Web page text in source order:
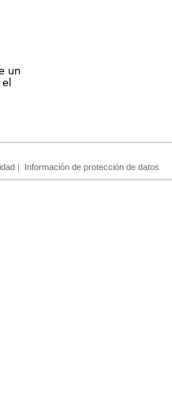
un
| Información de protección de datos